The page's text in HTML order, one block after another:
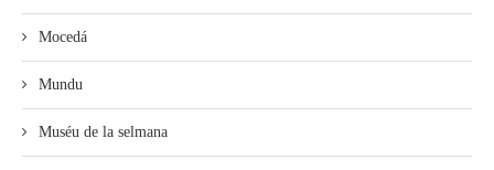
Mocedá
Mundu
Muséu de la selmana